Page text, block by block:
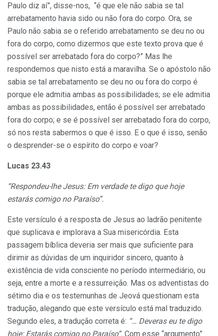
Paulo diz aí”, disse-nos, “é que ele não sabia se tal
arrebatamento havia sido ou não fora do corpo. Ora, se
Paulo não sabia se o referido arrebatamento se deu no ou
fora do corpo, como dizermos que este texto prova que é
possível ser arrebatado fora do corpo?” Mas lhe
respondemos que nisto está a maravilha. Se o apóstolo não
sabia se tal arrebatamento se deu no ou fora do corpo é
porque ele admitia ambas as possibilidades; se ele admitia
ambas as possibilidades, então é possível ser arrebatado
fora do corpo; e se é possível ser arrebatado fora do corpo,
só nos resta sabermos o que é isso. E o que é isso, senão
o desprender-se o espírito do corpo e voar?
Lucas 23.43
“Respondeu-lhe Jesus: Em verdade te digo que hoje
estarás comigo no Paraíso”.
Este versículo é a resposta de Jesus ao ladrão penitente
que suplicava e implorava a Sua misericórdia. Esta
passagem bíblica deveria ser mais que suficiente para
dirimir as dúvidas de um inquiridor sincero, quanto à
existência de vida consciente no período intermediário, ou
seja, entre a morte e a ressurreição. Mas os adventistas do
sétimo dia e os testemunhas de Jeová questionam esta
tradução, alegando que este versículo está mal traduzido.
Segundo eles, a tradução correta é: “… Deveras eu te digo
hoje: Estarás comigo no Paraíso”. Com esse “argumento”